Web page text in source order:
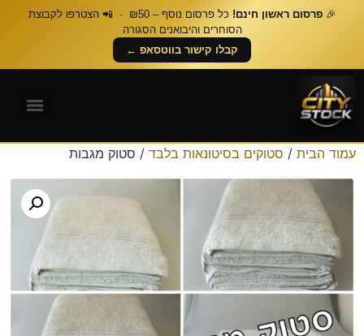
🎉פרסום ראשון חינם!
כל פרסום נוסף – ₪50 · 📲 הצטרפו לקבוצת
הסוחרים והיבואנים הסגורה
קבלו קישור בווטסאפ ←
עמוד הבית / סטוקים בסיטונאות בלבד / סטוק מגבות